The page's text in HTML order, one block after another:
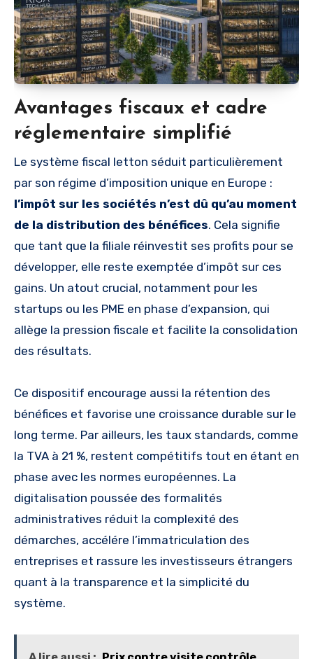
Avantages fiscaux et cadre
réglementaire simplifié
Le système fiscal letton séduit particulièrement
par son régime d’imposition unique en Europe :
l’impôt sur les sociétés n’est dû qu’au moment
de la distribution des bénéfices. Cela signifie
que tant que la filiale réinvestit ses profits pour se
développer, elle reste exemptée d’impôt sur ces
gains. Un atout crucial, notamment pour les
startups ou les PME en phase d’expansion, qui
allège la pression fiscale et facilite la consolidation
des résultats.
Ce dispositif encourage aussi la rétention des
bénéfices et favorise une croissance durable sur le
long terme. Par ailleurs, les taux standards, comme
la TVA à 21 %, restent compétitifs tout en étant en
phase avec les normes européennes. La
digitalisation poussée des formalités
administratives réduit la complexité des
démarches, accélére l’immatriculation des
entreprises et rassure les investisseurs étrangers
quant à la transparence et la simplicité du
système.